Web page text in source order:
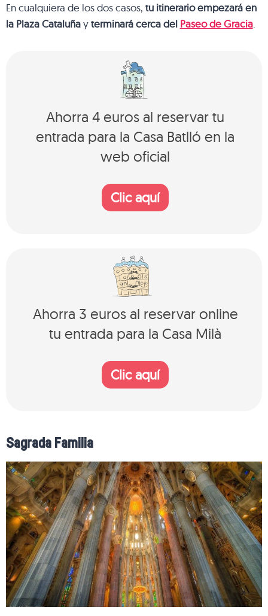
En cualquiera de los dos casos, tu itinerario empezará en
la Plaza Cataluñayterminará cerca del Paseo de Gracia.
Ahorra 4 euros al reservar tu
entrada para la Casa Batlló en la
web oficial
Clic aquí
Ahorra 3 euros al reservar online
tu entrada para la Casa Milà
Clic aquí
Sagrada Familia